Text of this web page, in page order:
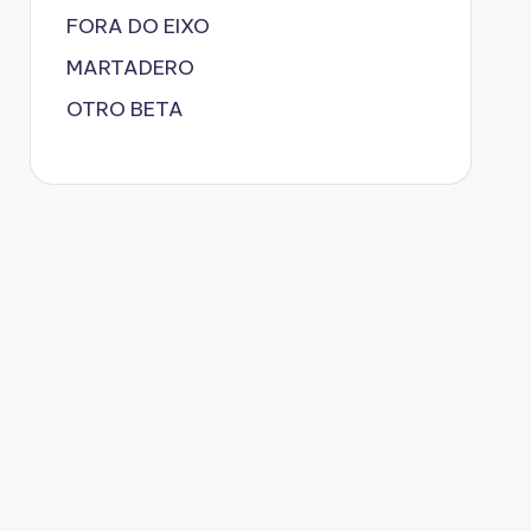
FORA DO EIXO
MARTADERO
OTRO BETA